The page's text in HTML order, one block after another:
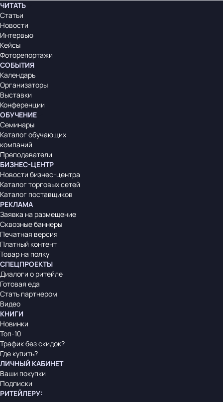
ЧИТАТЬ
Статьи
Новости
Интервью
Кейсы
Фоторепортажи
СОБЫТИЯ
Календарь
Организаторы
Выставки
Конференции
ОБУЧЕНИЕ
Семинары
Каталог обучающих
компаний
Преподаватели
БИЗНЕС-ЦЕНТР
Новости бизнес-центра
Каталог торговых сетей
Каталог поставщиков
РЕКЛАМА
Заявка на размещение
Сквозные баннеры
Печатная версия
Платный контент
Товар на полку
СПЕЦПРОЕКТЫ
Диалоги о ритейле
Готовая еда
Стать партнером
Видео
КНИГИ
Новинки
Топ-10
Трафик без скидок?
Где купить?
ЛИЧНЫЙ КАБИНЕТ
Ваши покупки
Подписки
РИТЕЙЛЕРУ: